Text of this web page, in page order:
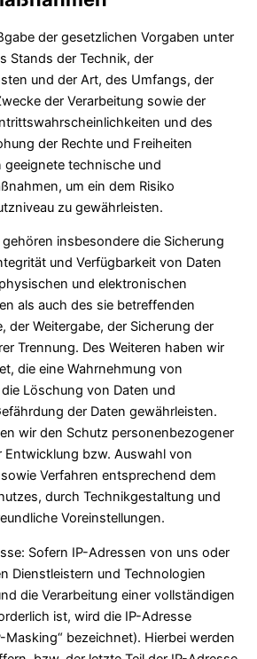
der gesetzlichen Vorgaben unter
Stands der Technik, der
und der Art, des Umfangs, der
der Verarbeitung sowie der
und des
der Rechte und Freiheiten
geeignete technische und
um ein dem Risiko
zu gewährleisten.
insbesondere die Sicherung
und Verfügbarkeit von Daten
und elektronischen
als auch des sie betreffenden
der Weitergabe, der Sicherung der
Trennung. Des Weiteren haben wir
die eine Wahrnehmung von
Löschung von Daten und
der Daten gewährleisten.
wir den Schutz personenbezogener
Entwicklung bzw. Auswahl von
Verfahren entsprechend dem
durch Technikgestaltung und
Voreinstellungen.
Sofern IP-Adressen von uns oder
Dienstleistern und Technologien
die Verarbeitung einer vollständigen
ist, wird die IP-Adresse
Masking“ bezeichnet). Hierbei werden